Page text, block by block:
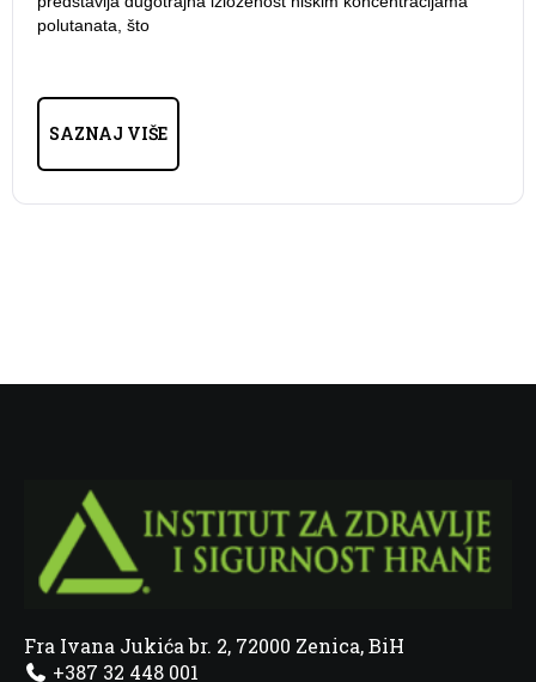
polutanata, što
SAZNAJ VIŠE
Fra Ivana Jukića br. 2, 72000 Zenica, BiH
+387 32 448 001